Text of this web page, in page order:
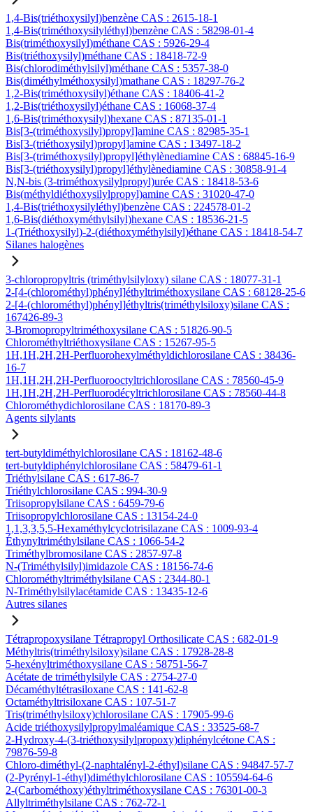
1,4-Bis(triéthoxysilyl)benzène CAS : 2615-18-1
1,4-Bis(triméthoxysilyléthyl)benzène CAS : 58298-01-4
Bis(triméthoxysilyl)méthane CAS : 5926-29-4
Bis(triéthoxysilyl)méthane CAS : 18418-72-9
Bis(chlorodiméthylsilyl)méthane CAS : 5357-38-0
Bis(diméthylméthoxysilyl)mathane CAS : 18297-76-2
1,2-Bis(triméthoxysilyl)éthane CAS : 18406-41-2
1,2-Bis(triéthoxysilyl)éthane CAS : 16068-37-4
1,6-Bis(triméthoxysilyl)hexane CAS : 87135-01-1
Bis[3-(triméthoxysilyl)propyl]amine CAS : 82985-35-1
Bis[3-(triéthoxysilyl)propyl]amine CAS : 13497-18-2
Bis[3-(triméthoxysilyl)propyl]éthylènediamine CAS : 68845-16-9
Bis[3-(triéthoxysilyl)propyl]éthylènediamine CAS : 30858-91-4
N,N-bis (3-triméthoxysilylpropyl)urée CAS : 18418-53-6
Bis(méthyldiéthoxysilylpropyl)amine CAS : 31020-47-0
1,4-Bis(triéthoxysilyléthyl)benzène CAS : 224578-01-2
1,6-Bis(diéthoxyméthylsilyl)hexane CAS : 18536-21-5
1-(Triéthoxysilyl)-2-(diéthoxyméthylsilyl)éthane CAS : 18418-54-7
Silanes halogènes
3-chloropropyltris (triméthylsilyloxy) silane CAS : 18077-31-1
2-[4-(chlorométhyl)phényl]éthyltriméthoxysilane CAS : 68128-25-6
2-[4-(chlorométhyl)phényl]éthyltris(triméthylsiloxy)silane CAS :
167426-89-3
3-Bromopropyltriméthoxysilane CAS : 51826-90-5
Chlorométhyltriéthoxysilane CAS : 15267-95-5
1H,1H,2H,2H-Perfluorohexylméthyldichlorosilane CAS : 38436-
16-7
1H,1H,2H,2H-Perfluorooctyltrichlorosilane CAS : 78560-45-9
1H,1H,2H,2H-Perfluorodécyltrichlorosilane CAS : 78560-44-8
Chlorométhydichlorosilane CAS : 18170-89-3
Agents silylants
tert-butyldiméthylchlorosilane CAS : 18162-48-6
tert-butyldiphénylchlorosilane CAS : 58479-61-1
Triéthylsilane CAS : 617-86-7
Triéthylchlorosilane CAS : 994-30-9
Triisopropylsilane CAS : 6459-79-6
Triisopropylchlorosilane CAS : 13154-24-0
1,1,3,3,5,5-Hexaméthylcyclotrisilazane CAS : 1009-93-4
Éthynyltriméthylsilane CAS : 1066-54-2
Triméthylbromosilane CAS : 2857-97-8
N-(Triméthylsilyl)imidazole CAS : 18156-74-6
Chlorométhyltriméthylsilane CAS : 2344-80-1
N-Triméthylsilylacétamide CAS : 13435-12-6
Autres silanes
Tétrapropoxysilane Tétrapropyl Orthosilicate CAS : 682-01-9
Méthyltris(triméthylsiloxy)silane CAS : 17928-28-8
5-hexényltriméthoxysilane CAS : 58751-56-7
Acétate de triméthylsilyle CAS : 2754-27-0
Décaméthyltétrasiloxane CAS : 141-62-8
Octaméthyltrisiloxane CAS : 107-51-7
Tris(triméthylsiloxy)chlorosilane CAS : 17905-99-6
Acide triéthoxysilylpropylmaléamique CAS : 33525-68-7
2-Hydroxy-4-(3-triéthoxysilylpropoxy)diphénylcétone CAS :
79876-59-8
Chloro-diméthyl-(2-naphtalényl-2-éthyl)silane CAS : 94847-57-7
(2-Pyrényl-1-éthyl)diméthylchlorosilane CAS : 105594-64-6
2-(Carbométhoxy)éthyltriméthoxysilane CAS : 76301-00-3
Allyltriméthylsilane CAS : 762-72-1